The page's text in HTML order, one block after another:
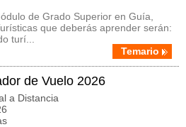
de Grado Superior en Guía,
que deberás aprender serán:
turí...
Temario
de Vuelo 2026
a Distancia